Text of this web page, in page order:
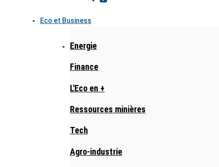
Eco et Business
Energie
Finance
L'Eco en +
Ressources minières
Tech
Agro-industrie